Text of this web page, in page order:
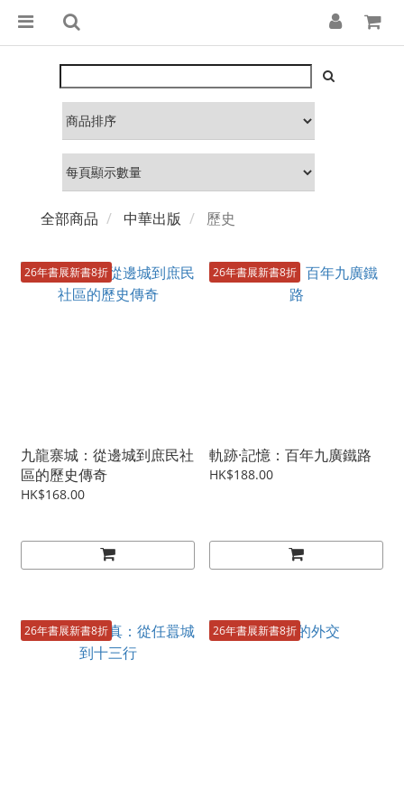
全部商品 中華出版 歷史
26年書展新書8折
九龍寨城：從邊城到庶民社
區的歷史傳奇
HK$168.00
26年書展新書8折
軌跡·記憶：百年九廣鐵路
HK$188.00
26年書展新書8折 26年書展新書8折